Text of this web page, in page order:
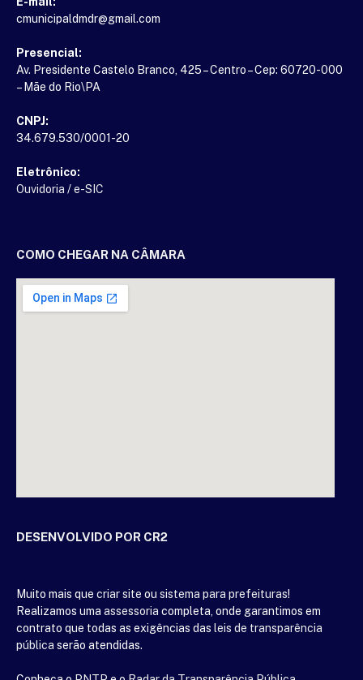
cmunicipaldmdr@gmail.com
Presencial:
Av. Presidente Castelo Branco, 425 – Centro – Cep: 60720-000
– Mãe do Rio\PA
CNPJ:
34.679.530/0001-20
Eletrônico:
Ouvidoria /e-SIC
COMO CHEGAR NA CÂMARA
DESENVOLVIDO POR CR2
Muito mais que criar site ou sistema para prefeituras!
Realizamos uma assessoria completa, onde garantimos em
contrato que todas as exigências das leis de transparência
pública serão atendidas.